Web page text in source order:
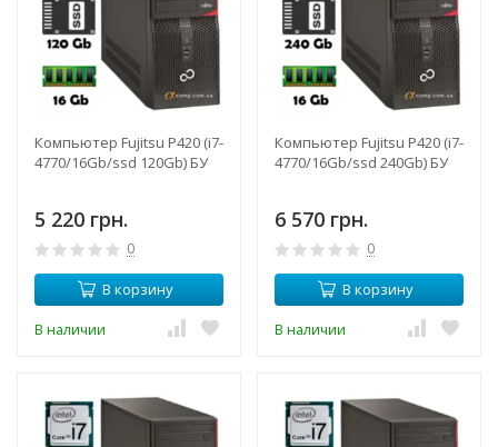
Компьютер Fujitsu P420 (i7-
4770/16Gb/ssd 120Gb) БУ
5 220 грн.
0
В корзину
В наличии
Компьютер Fujitsu P420 (i7-
4770/16Gb/ssd 240Gb) БУ
6 570 грн.
0
В корзину
В наличии